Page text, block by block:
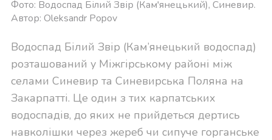
Фото: Водоспад Білий Звір (Кам'янецький), Синевир.
Автор: Oleksandr Popov
Водоспад Білий Звір (Кам’янецький водоспад)
розташований у Міжгірському районі між
селами Синевир та Синевирська Поляна на
Закарпатті. Це один з тих карпатських
водоспадів, до яких не прийдеться дертись
навколішки через жереб чи сипуче горганське